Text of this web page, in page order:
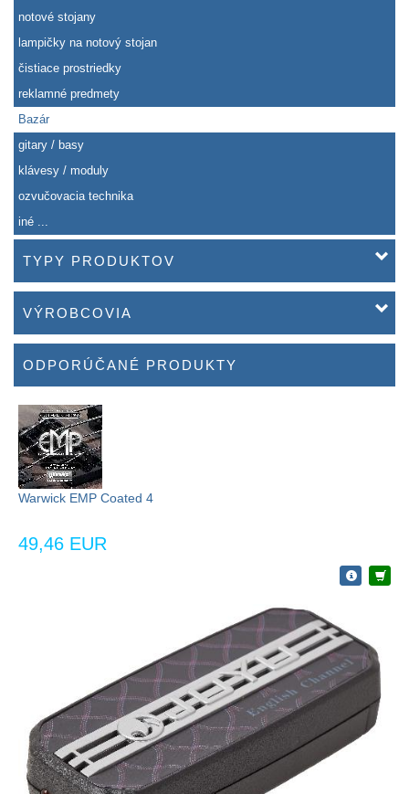
notové stojany
lampičky na notový stojan
čistiace prostriedky
reklamné predmety
Bazár
gitary / basy
klávesy / moduly
ozvučovacia technika
iné ...
TYPY PRODUKTOV
VÝROBCOVIA
ODPORÚČANÉ PRODUKTY
Warwick EMP Coated 4
49,46 EUR